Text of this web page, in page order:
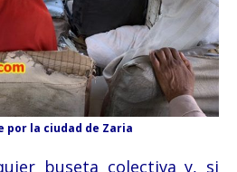
por la ciudad de Zaria
buseta colectiva y, si